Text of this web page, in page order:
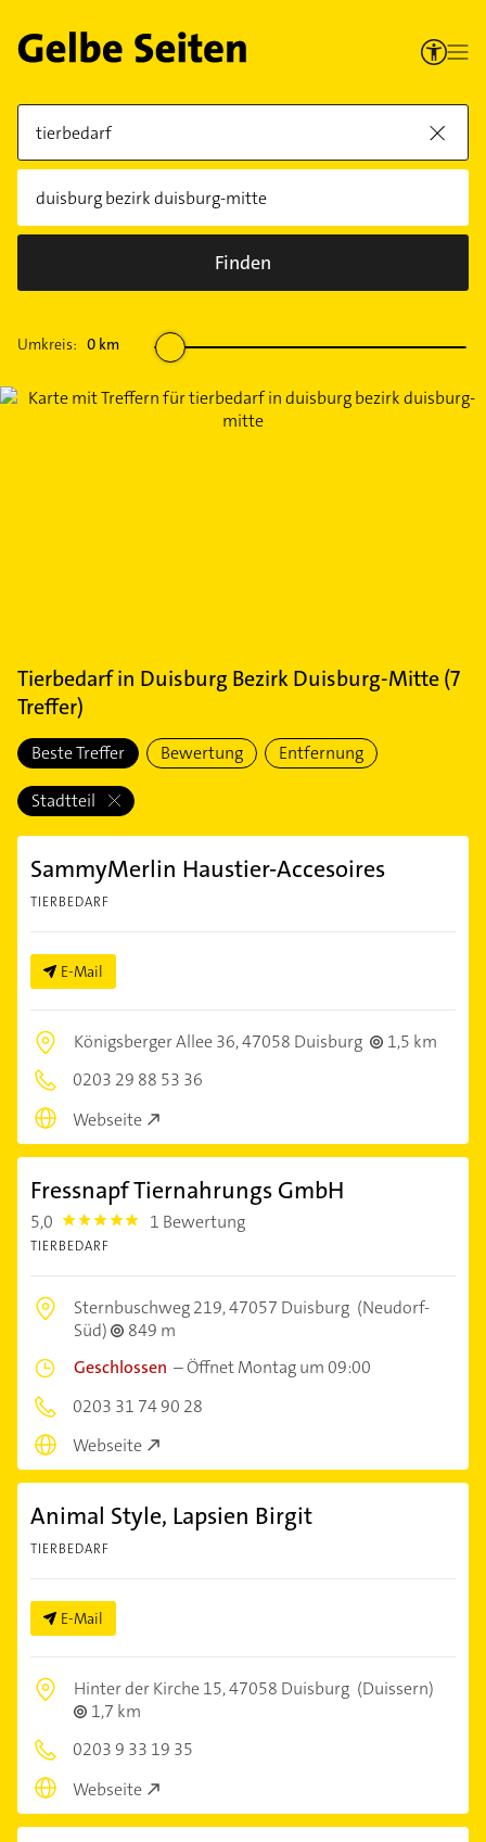
Finden
Umkreis: 0 km
Tierbedarfin Duisburg Bezirk Duisburg-Mitte(7
Treffer)
Beste Treffer Bewertung Entfernung
Stadtteil
SammyMerlin Haustier-Accesoires
TIERBEDARF
E-Mail
Königsberger Allee 36,47058 Duisburg
1,5 km
0203 29 88 53 36
Webseite
Fressnapf Tiernahrungs GmbH
5,0 5.0 1 Bewertung
TIERBEDARF
Sternbuschweg 219,47057 Duisburg (Neudorf-
Süd)
849 m
Geschlossen –Öffnet Montag um 09:00
0203 31 74 90 28
Webseite
Animal Style, Lapsien Birgit
TIERBEDARF
E-Mail
Hinter der Kirche 15,47058 Duisburg (Duissern)
1,7 km
0203 9 33 19 35
Webseite